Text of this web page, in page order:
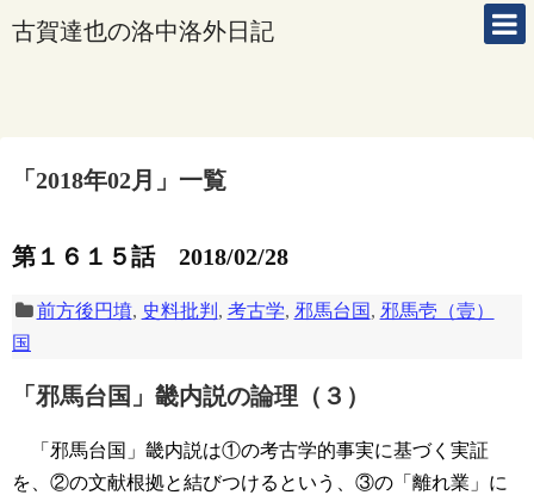
古賀達也の洛中洛外日記
「 2018年02月 」 一覧
第１６１５話 2018/02/28
前方後円墳, 史料批判 , 考古学, 邪馬台国 , 邪馬壱（壹）
国
「邪馬台国」畿内説の論理（３）
「邪馬台国」畿内説は①の考古学的事実に基づく実証
を、②の文献根拠と結びつけるという、③の「離れ業」に